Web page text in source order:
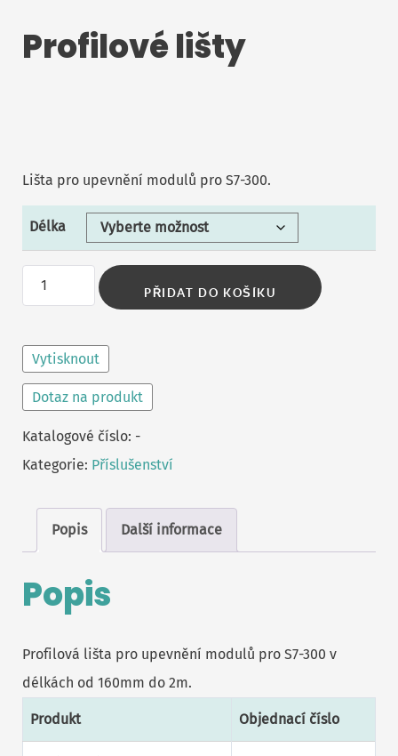
Profilové lišty
Lišta pro upevnění modulů pro S7-300.
Délka
Profilové
lišty
PŘIDAT DO KOŠÍKU
Vytisknout
Dotaz na produkt
Katalogové číslo: -
Kategorie: Příslušenství
Popis Další informace
Popis
Profilová lišta pro upevnění modulů pro S7-300 v
délkách od 160mm do 2m.
Produkt Objednací číslo